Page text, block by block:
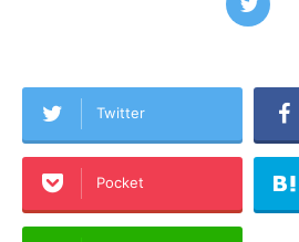
Twitter
Pocket